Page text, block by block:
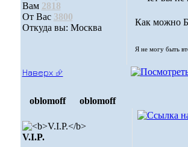
Вам 2818
От Вас 3800
Откуда вы: Москва
Как можно
Я не могу быть
Наверх ⮵
oblomoff oblomoff
V.I.P.